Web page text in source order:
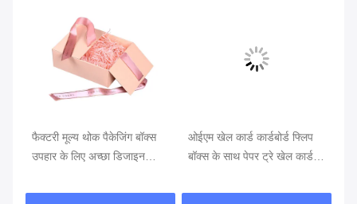
फैक्टरी मूल्य थोक पैकेजिंग बॉक्स
उपहार के लिए अच्छा डिजाइन
ओईएम खेल कार्ड कार्डबोर्ड फ्लिप
बॉक्स के साथ पेपर ट्रे खेल कार्ड